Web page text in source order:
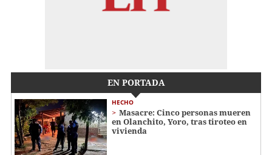
EN PORTADA
HECHO
Masacre: Cinco personas mueren
en Olanchito, Yoro, tras tiroteo en
vivienda